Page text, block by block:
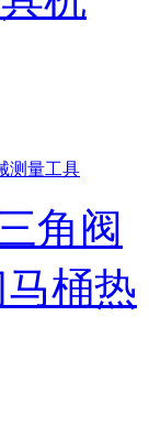
测量工具